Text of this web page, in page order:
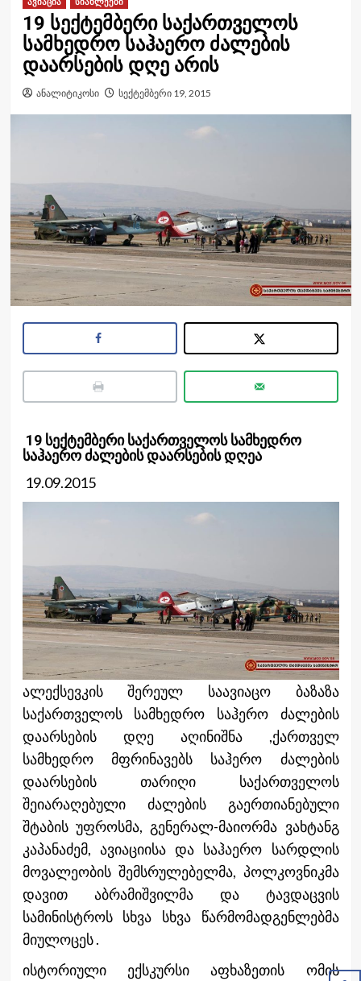
19 სექტემბერი საქართველოს
სამხედრო საჰაერო ძალების
დაარსების დღე არის
ანალიტიკოსი სექტემბერი 19, 2015
19 სექტემბერი საქართველოს სამხედრო
საჰაერო ძალების დაარსების დღეა
19.09.2015
ალექსევკის შერეულ საავიაცო ბაზაზა
საქართველოს სამხედრო საჰერო ძალების
დაარსების დღე აღინიშნა ,ქართველ
სამხედრო მფრინავებს საჰერო ძალების
დაარსების თარიღი საქართველოს
შეიარაღებული ძალების გაერთიანებული
შტაბის უფროსმა, გენერალ-მაიორმა ვახტანგ
კაპანაძემ, ავიაციისა და საჰაერო სარდლის
მოვალეობის შემსრულებელმა, პოლკოვნიკმა
დავით აბრამიშვილმა და ტავდაცვის
სამინისტროს სხვა სხვა წარმომადგენლებმა
მიულოცეს .
ისტორიული ექსკურსი აფხაზეთის ომის